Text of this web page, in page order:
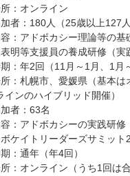
所：オンライン
加者：180人（25歳以上127
容：アドボカシー理論等の
明等支援員の養成研修（実
期：年2回（11月～1月、1月
所：札幌市、愛媛県（基本
インのハイブリッド開催）
加者：63名
容：アドボカシーの実践研修
ケイトリーダーズサミット
期：通年（年4回）
所：オンライン（うち1回は